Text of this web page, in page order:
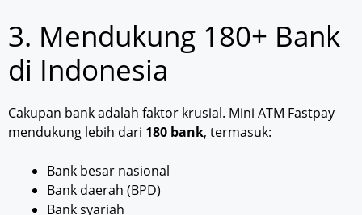
3. Mendukung 180+ Bank
di Indonesia
Cakupan bank adalah faktor krusial. Mini ATM Fastpay
mendukung lebih dari 180 bank, termasuk:
Bank besar nasional
Bank daerah (BPD)
Bank syariah